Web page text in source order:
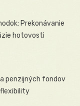
Prekonávanie
hotovosti
penzijných fondov
flexibility